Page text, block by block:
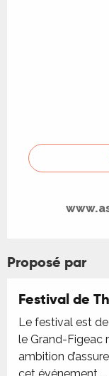
Proposé par
Festival de
Le festival est
le Grand-Figeac
ambition